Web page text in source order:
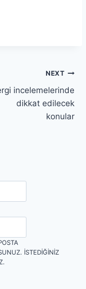
NEXT
incelemelerinde
dikkat edilecek
konular
İSTEDIĞINIZ